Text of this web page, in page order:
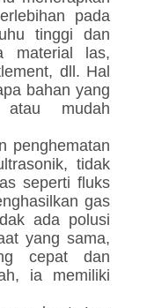
pada
tinggi dan
material las,
dll. Hal
bahan yang
mudah
penghematan
tidak
seperti fluks
gas
ada polusi
yang sama,
cepat dan
ia memiliki